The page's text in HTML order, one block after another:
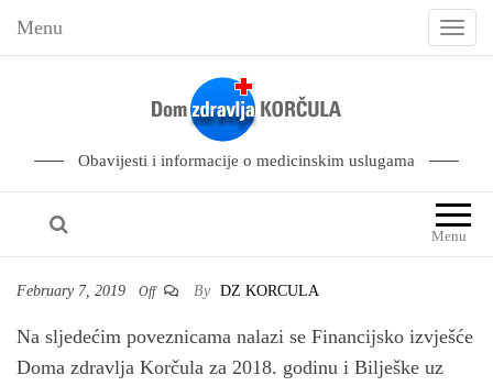
Menu
T
l
e
n
g
Obavijesti i informacije o medicinskim uslugama
Menu
February 7, 2019 Off By DZ KORCULA
Na sljedećim poveznicama nalazi se Financijsko izvješće
Doma zdravlja Korčula za 2018. godinu i Bilješke uz